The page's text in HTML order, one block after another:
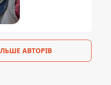
АВТОРІВ